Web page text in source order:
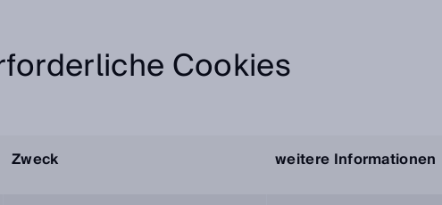
Cookies
Zweck weitere Informationen